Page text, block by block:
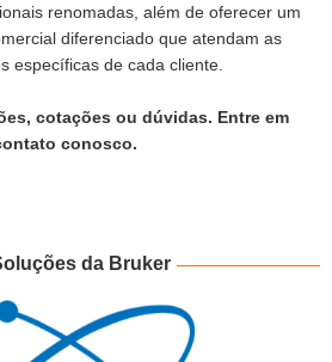
renomadas, além de oferecer um
diferenciado que atendam as
específicas de cada cliente.
cotações ou dúvidas. Entre em
conosco.
da Bruker